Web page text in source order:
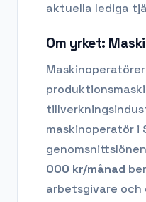
aktuella lediga
Om yrket:
maskinoperatör i
000 kr/månad
arbetsgivare och